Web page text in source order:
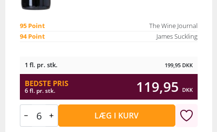
95 Point
The Wine Journal
94 Point
James Suckling
1 fl. pr. stk. 199,95 DKK
BEDSTE PRIS
6 fl. pr. stk. 119,95 DKK
LÆG I KURV